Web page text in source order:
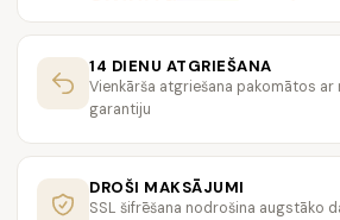
14 DIENU ATGRIEŠANA
Vienkārša atgriešana pakomātos ar
garantiju
DROŠI MAKSĀJUMI
SSL šifrēšana nodrošina augstāko